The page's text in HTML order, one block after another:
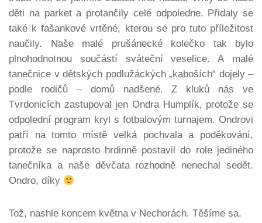
děti na parket a protančily celé odpoledne. Přidaly se
také k fašankové vrtěné, kterou se pro tuto příležitost
naučily. Naše malé prušánecké kolečko tak bylo
plnohodnotnou součástí sváteční veselice. A malé
tanečnice v dětských podlužáckých „kaboších“ dojely –
podle rodičů – domů nadšené. Z kluků nás ve
Tvrdonicích zastupoval jen Ondra Humplík, protože se
odpolední program kryl s fotbalovým turnajem. Ondrovi
patří na tomto místě velká pochvala a poděkování,
protože se naprosto hrdinně postavil do role jediného
tanečníka a naše děvčata rozhodně nenechal sedět.
Ondro, díky
Tož, nashle koncem května v Nechorách. Těšíme sa.